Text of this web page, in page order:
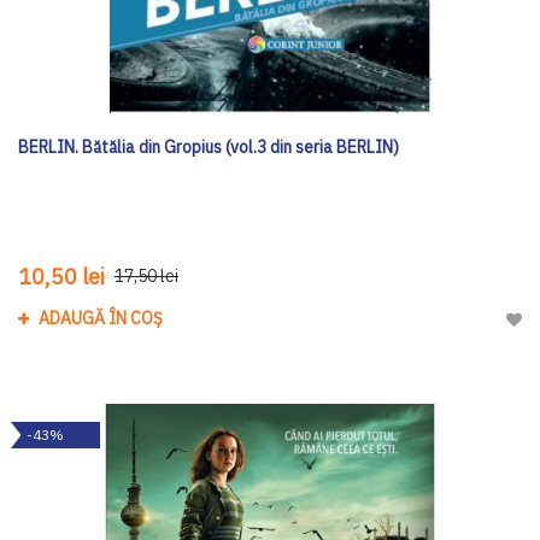
BERLIN. Bătălia din Gropius (vol.3 din seria BERLIN)
10,50 lei 17,50 lei
ADAUGĂ ÎN COȘ
-43%